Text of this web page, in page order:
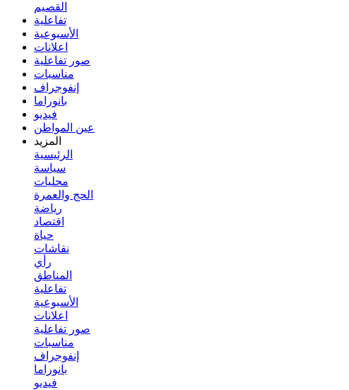
القصيم
تفاعلية
الأسبوعية
اعلانات
صور تفاعلية
مناسبات
إنفوجراف
بانوراما
فيديو
عين المواطن
المزيد
الرئيسية
سياسة
محليات
الحج والعمرة
رياضة
اقتصاد
حياة
نقاشات
رأي
المناطق
تفاعلية
الأسبوعية
اعلانات
صور تفاعلية
مناسبات
إنفوجراف
بانوراما
فيديو